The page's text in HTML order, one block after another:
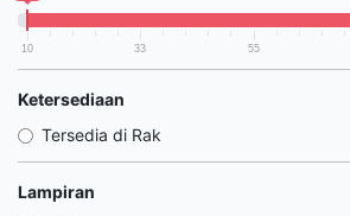
10 33 55
Ketersediaan
Tersedia di Rak
Lampiran